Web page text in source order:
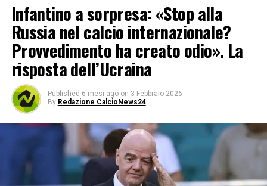
Infantino a sorpresa: «Stop alla
Russia nel calcio internazionale?
Provvedimento ha creato odio». La
risposta dell’Ucraina
Published 6 mesi ago on 3 Febbraio 2026
By Redazione CalcioNews24